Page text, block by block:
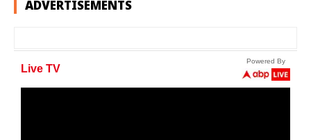
ADVERTISEMENTS